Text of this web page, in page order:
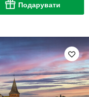
Подарувати